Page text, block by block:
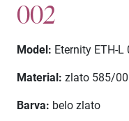
002
Model: Eternity ETH-L
Material: zlato 585/
Barva: belo zlato